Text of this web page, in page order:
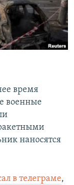
время
военные
наносятся
в телеграме,